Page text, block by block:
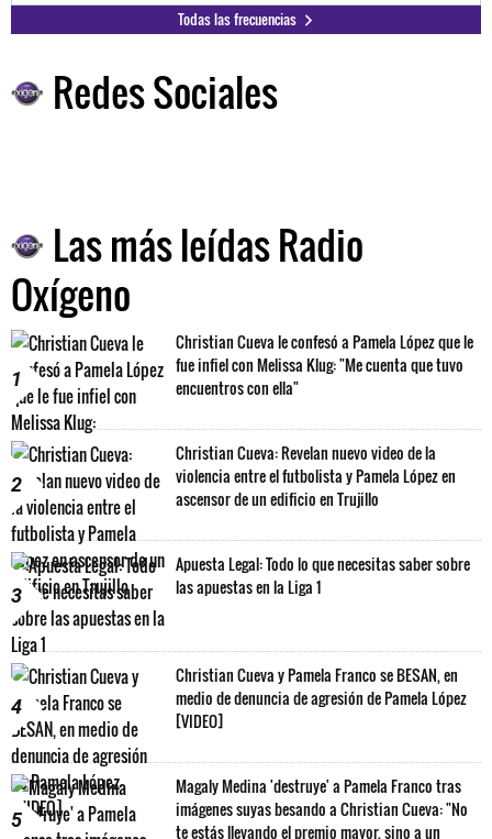
Todas las frecuencias
Redes Sociales
Las más leídas Radio
Oxígeno
1
Christian Cueva le confesó a Pamela López que le
fue infiel con Melissa Klug: "Me cuenta que tuvo
encuentros con ella"
2
Christian Cueva: Revelan nuevo video de la
violencia entre el futbolista y Pamela López en
ascensor de un edificio en Trujillo
3
Apuesta Legal: Todo lo que necesitas saber sobre
las apuestas en la Liga 1
4
Christian Cueva y Pamela Franco se BESAN, en
medio de denuncia de agresión de Pamela López
[VIDEO]
5
Magaly Medina 'destruye' a Pamela Franco tras
imágenes suyas besando a Christian Cueva: "No
te estás llevando el premio mayor, sino a un